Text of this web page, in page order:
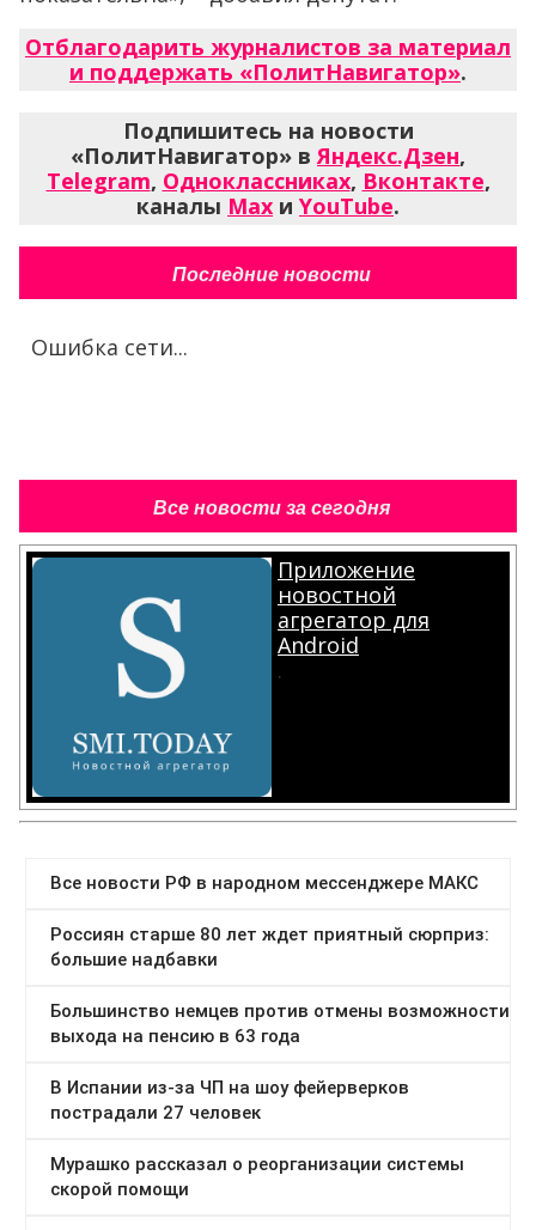
Отблагодарить журналистов за материал
и поддержать «ПолитНавигатор».
Подпишитесь на новости
«ПолитНавигатор» вЯндекс.Дзен,
Telegram, Одноклассниках, Вконтакте,
каналы Max и YouTube.
Последние новости
Ошибка сети...
Все новости за сегодня
Приложение
новостной
агрегатор для
Android
.